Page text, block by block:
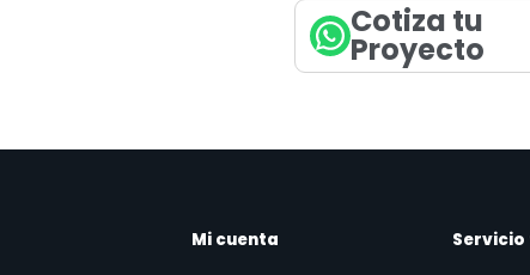
Cotiza tu
Proyecto
Mi cuenta